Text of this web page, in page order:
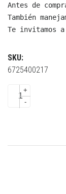
Antes de
También
Te invitamos
SKU:
6725400217
+
-